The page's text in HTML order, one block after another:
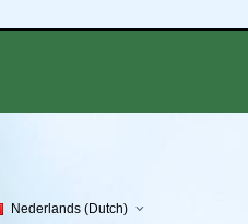
Nederlands (Dutch)